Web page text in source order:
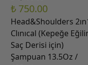
₺ 750.00
Head&Shoulders
Clınıcal (Kepeğe
Saç Derisi için)
Şampuan 13.5Oz /